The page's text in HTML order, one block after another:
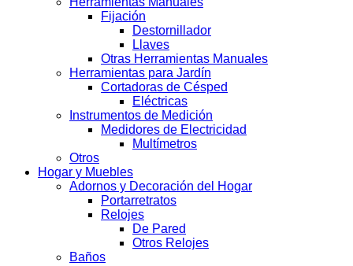
Fijación
Destornillador
Llaves
Otras Herramientas Manuales
Herramientas para Jardín
Cortadoras de Césped
Eléctricas
Instrumentos de Medición
Medidores de Electricidad
Multímetros
Otros
Hogar y Muebles
Adornos y Decoración del Hogar
Portarretratos
Relojes
De Pared
Otros Relojes
Baños